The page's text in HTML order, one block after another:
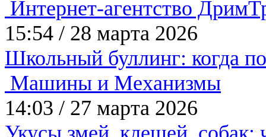
Интернет-агентство
15:54 / 28 марта 2026
Школьный буллинг: когда
Машины и Механизмы
14:03 / 27 марта 2026